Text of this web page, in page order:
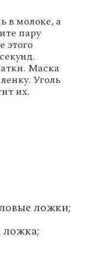
в молоке, а
пару
этого
Маска
Уголь
их.
ложки;
ложка;